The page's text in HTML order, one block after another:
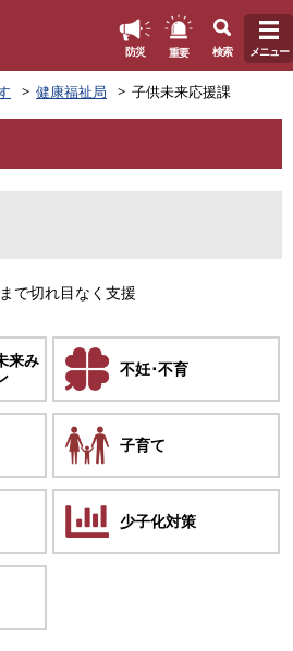
防災 重要 検索 メニュー
健康福祉局 子供未来応援課
で切れ目なく支援
来み
不妊･不育
子育て
少子化対策